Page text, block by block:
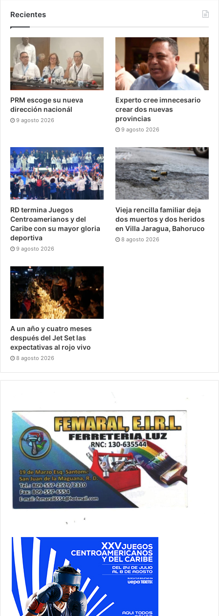
Recientes
PRM escoge su nueva
dirección nacionál
9 agosto 2026
Experto cree imnecesario
crear dos nuevas
provincias
9 agosto 2026
RD termina Juegos
Centroamerianos y del
Caribe con su mayor gloria
deportiva
9 agosto 2026
Vieja rencilla familiar deja
dos muertos y dos heridos
en Villa Jaragua, Bahoruco
8 agosto 2026
A un año y cuatro meses
después del Jet Set las
expectativas al rojo vivo
8 agosto 2026